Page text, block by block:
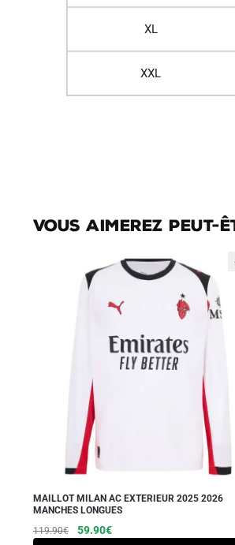
XL
XXL
Vous aimerez peut-
MAILLOT MILAN AC EXTERIEUR 2025 2026
MANCHES LONGUES
119.90€
Le
59.90€Le